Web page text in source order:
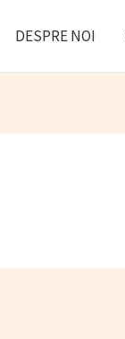
DESPRE NOI